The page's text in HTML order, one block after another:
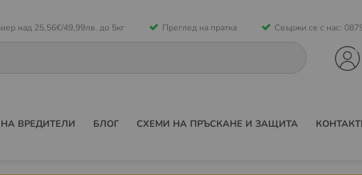
над 25,56€/49,99лв. до 5кг Преглед на пратка Свържи се с нас:
ВРЕДИТЕЛИ БЛОГ СХЕМИ НА ПРЪСКАНЕ И ЗАЩИТА